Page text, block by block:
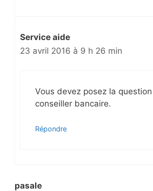
Service aide
23 avril 2016 à 9 h 26 min
Vous devez posez la
conseiller bancaire.
Répondre
pasale